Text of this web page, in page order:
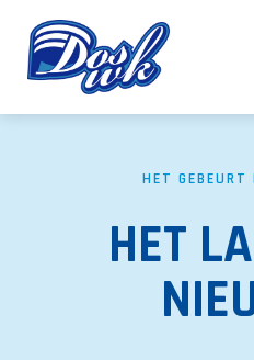
HET
HET